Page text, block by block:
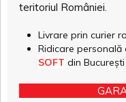
teritoriul României.
Livrare prin curier
Ridicare personală
SOFT din București